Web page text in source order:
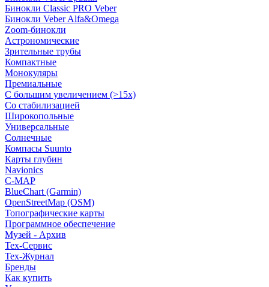
Бинокли Classic PRO Veber
Бинокли Veber Alfa&Omega
Zoom-бинокли
Астрономические
Зрительные трубы
Компактные
Монокуляры
Премиальные
С большим увеличением (>15x)
Со стабилизацией
Широкопольные
Универсальные
Солнечные
Компасы Suunto
Карты глубин
Navionics
C-MAP
BlueChart (Garmin)
OpenStreetMap (OSM)
Топографические карты
Программное обеспечение
Музей - Архив
Tex-Сервис
Тех-Журнал
Бренды
Как купить